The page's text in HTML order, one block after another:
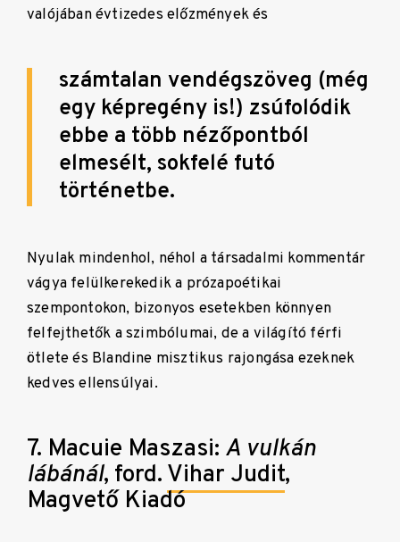
valójában évtizedes előzmények és
számtalan vendégszöveg (még
egy képregény is!) zsúfolódik
ebbe a több nézőpontból
elmesélt, sokfelé futó
történetbe.
Nyulak mindenhol, néhol a társadalmi kommentár
vágya felülkerekedik a prózapoétikai
szempontokon, bizonyos esetekben könnyen
felfejthetők a szimbólumai, de a világító férfi
ötlete és Blandine misztikus rajongása ezeknek
kedves ellensúlyai.
7. Macuie Maszasi: A vulkán
lábánál, ford. Vihar Judit,
Magvető Kiadó